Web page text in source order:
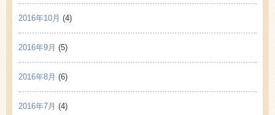
2016年10月 (4)
2016年9月 (5)
2016年8月 (6)
2016年7月 (4)